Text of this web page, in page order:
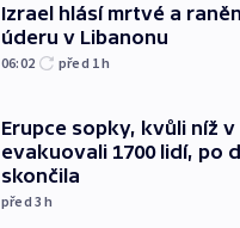
Izrael hlásí mrtvé a
úderu v Libanonu
06:02 před 1h
Erupce sopky, kvůli níž v
evakuovali 1700 lidí, po
skončila
před 3h